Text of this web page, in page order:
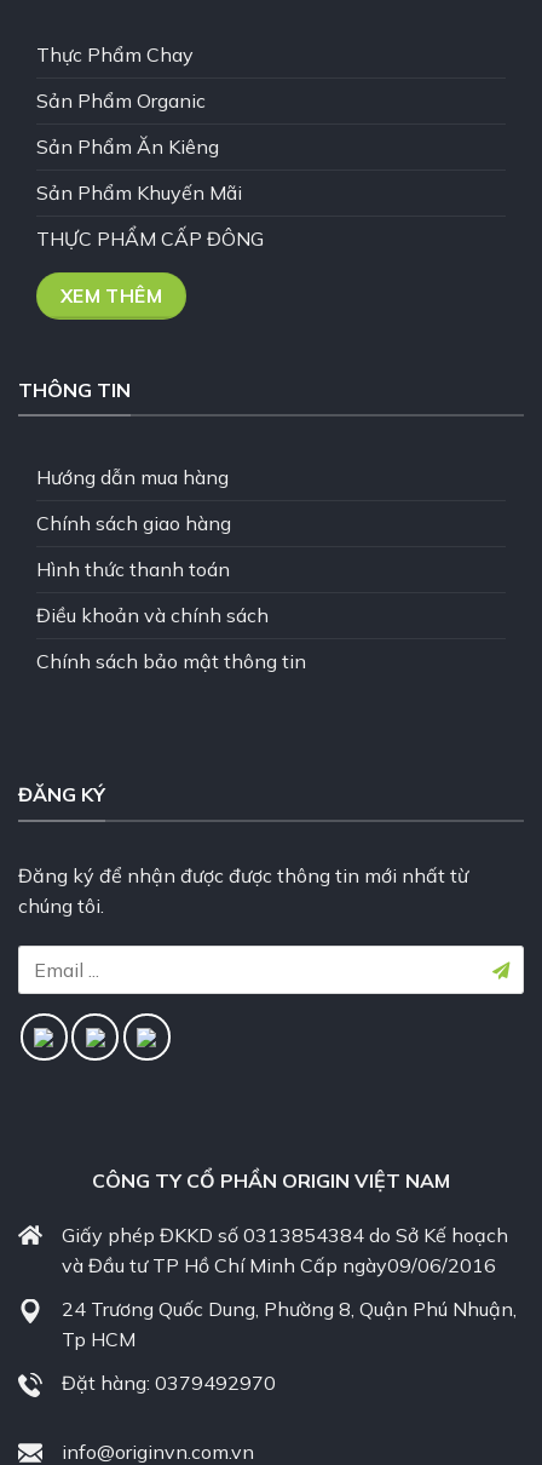
Thực Phẩm Chay
Sản Phẩm Organic
Sản Phẩm Ăn Kiêng
Sản Phẩm Khuyến Mãi
THỰC PHẨM CẤP ĐÔNG
XEM THÊM
THÔNG TIN
Hướng dẫn mua hàng
Chính sách giao hàng
Hình thức thanh toán
Điều khoản và chính sách
Chính sách bảo mật thông tin
ĐĂNG KÝ
Đăng ký để nhận được được thông tin mới nhất từ
chúng tôi.
CÔNG TY CỔ PHẦN ORIGIN VIỆT NAM
Giấy phép ĐKKD số 0313854384 do Sở Kế hoạch
và Đầu tư TP Hồ Chí Minh Cấp ngày09/06/2016
24 Trương Quốc Dung, Phường 8, Quận Phú Nhuận,
Tp HCM
Đặt hàng: 0379492970
info@originvn.com.vn